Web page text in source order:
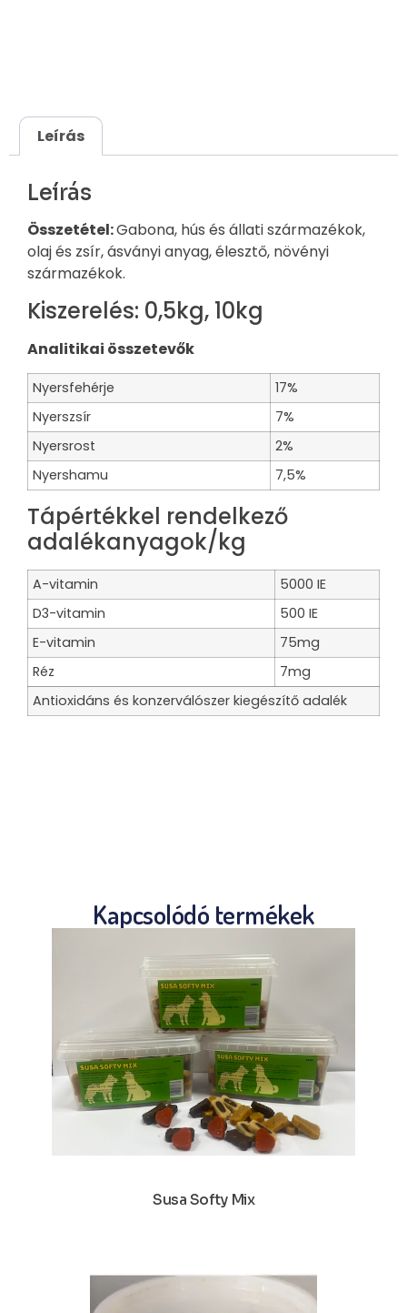
Leírás
Leírás
Összetétel:Gabona, hús és állati származékok,
olaj és zsír, ásványi anyag, élesztő, növényi
származékok.
Kiszerelés: 0,5kg, 10kg
Analitikai összetevők
Nyersfehérje
17%
Nyerszsír
7%
Nyersrost
2%
Nyershamu
7,5%
Tápértékkel rendelkező
adalékanyagok/kg
A-vitamin
5000 IE
D3-vitamin
500 IE
E-vitamin
75mg
Réz
7mg
Antioxidáns és konzerválószer kiegészítő adalék
Kapcsolódó termékek
Susa Softy Mix